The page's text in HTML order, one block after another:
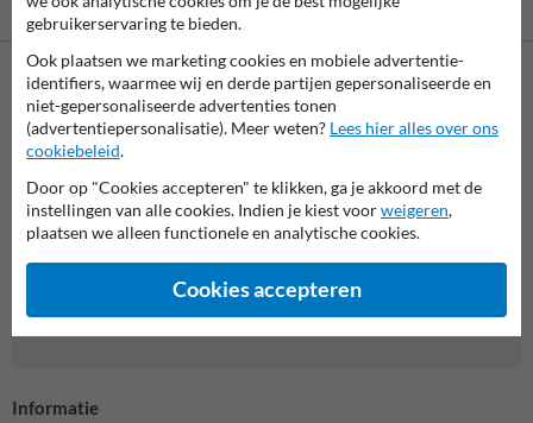
Neem contact met ons op
Wij zijn op werkdagen (van 8.00 tot 17.00) te bereiken op 038-
7920070.
Vragen? Stuur een e-mail naar info@trafficsupply.nl
of vul het
formulier in en we reageren zo spoedig mogelijk.
Alle contactgegevens
Informatie
gebruikerservaring te bieden.
Ook plaatsen we marketing cookies en mobiele advertentie-
identifiers, waarmee wij en derde partijen gepersonaliseerde en
niet-gepersonaliseerde advertenties tonen
(advertentiepersonalisatie). Meer weten? Lees hier alles over ons
cookiebeleid.
Door op "Cookies accepteren" te klikken, ga je akkoord met de
instellingen van alle cookies. Indien je kiest voorweigeren,
plaatsen we alleen functionele en analytische cookies.
Cookies accepteren